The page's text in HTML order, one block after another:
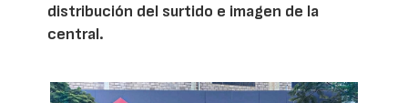
distribución del surtido e imagen de la
central.